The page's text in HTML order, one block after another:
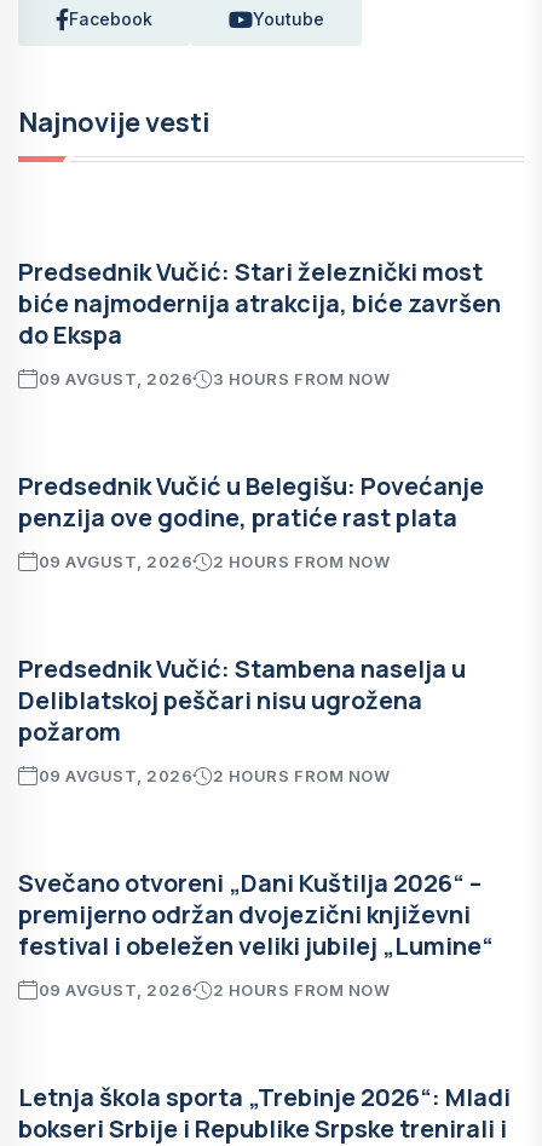
Facebook Youtube
Najnovije vesti
Predsednik Vučić: Stari železnički most
biće najmodernija atrakcija, biće završen
do Ekspa
09 AVGUST, 2026 3 HOURS FROM NOW
Predsednik Vučić u Belegišu: Povećanje
penzija ove godine, pratiće rast plata
09 AVGUST, 2026 2 HOURS FROM NOW
Predsednik Vučić: Stambena naselja u
Deliblatskoj peščari nisu ugrožena
požarom
09 AVGUST, 2026 2 HOURS FROM NOW
Svečano otvoreni „Dani Kuštilja 2026“ –
premijerno održan dvojezični književni
festival i obeležen veliki jubilej „Lumine“
09 AVGUST, 2026 2 HOURS FROM NOW
Letnja škola sporta „Trebinje 2026“: Mladi
bokseri Srbije i Republike Srpske trenirali i